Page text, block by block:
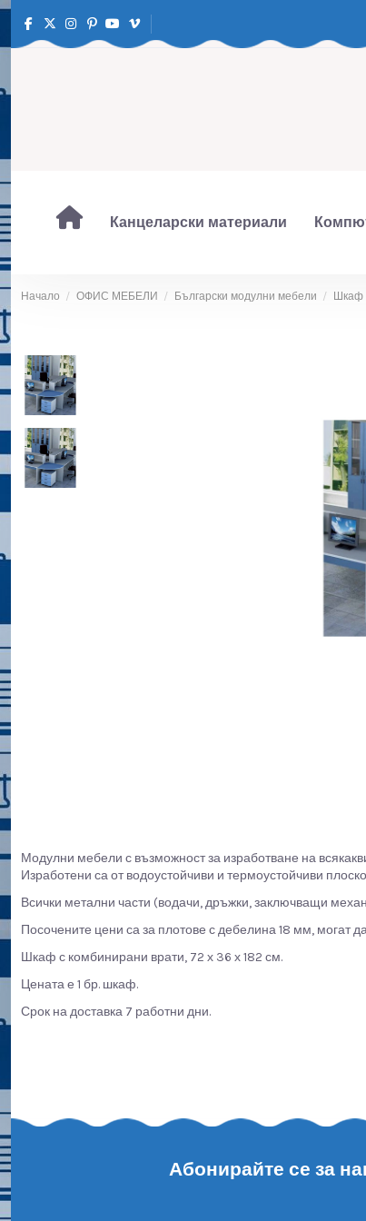
Канцеларски материали
Начало ОФИС МЕБЕЛИ Български модулни мебели Шкаф
Модулни мебели с възможност за изработване на
Изработени са от водоустойчиви и термоустойчиви
Всички метални части (водачи, дръжки, заключващи
Посочените цени са за плотове с дебелина 18 мм, могат
Шкаф с комбинирани врати, 72 х 36 х 182 см.
Цената е 1 бр. шкаф.
Срок на доставка 7 работни дни.
Абонирайте се за